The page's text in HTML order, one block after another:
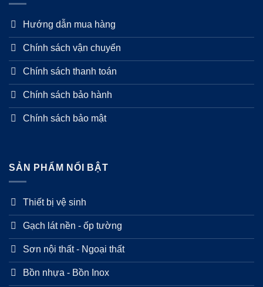
Hướng dẫn mua hàng
Chính sách vận chuyển
Chính sách thanh toán
Chính sách bảo hành
Chính sách bảo mật
SẢN PHẨM NỔI BẬT
Thiết bị vệ sinh
Gạch lát nền - ốp tường
Sơn nội thất - Ngoại thất
Bồn nhựa - Bồn Inox